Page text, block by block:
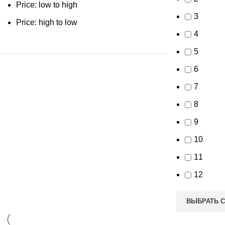
Price: low to high
Price: high to low
3
4
5
6
7
8
9
10
11
12
ВЫБРАТЬ